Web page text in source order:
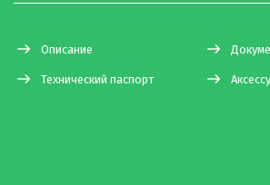
Описание
Технический паспорт